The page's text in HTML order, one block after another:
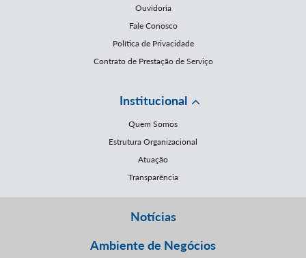
Ouvidoria
Fale Conosco
Política de Privacidade
Contrato de Prestação de Serviço
Institucional
Quem Somos
Estrutura Organizacional
Atuação
Transparência
Notícias
Ambiente de Negócios